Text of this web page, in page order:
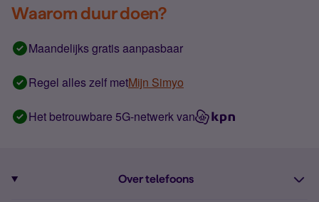
Waarom duur doen?
Maandelijks gratis aanpasbaar
Regel alles zelf metMijn Simyo
Het betrouwbare 5G-netwerk van
Over telefoons